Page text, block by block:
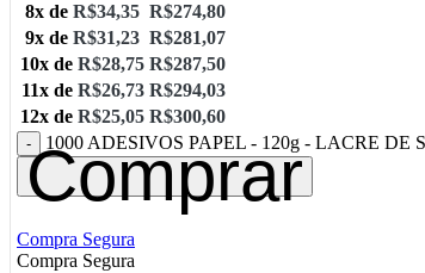
8x de R$34,35 R$274,80
9x de R$31,23 R$281,07
10x de R$28,75 R$287,50
11x de R$26,73 R$294,03
12x de R$25,05 R$300,60
1000 ADESIVOS PAPEL - 120g - LACRE DE
Comprar
Compra Segura
Compra Segura